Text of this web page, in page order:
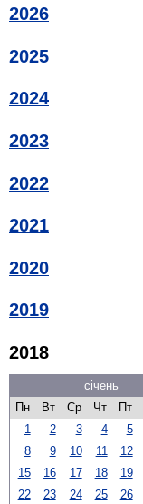
2026
2025
2024
2023
2022
2021
2020
2019
2018
січень
Пн
Вт Ср Чт Пт
1
2 3 4 5
8
9 10 11 12
15
16 17 18 19
22
23 24 25 26